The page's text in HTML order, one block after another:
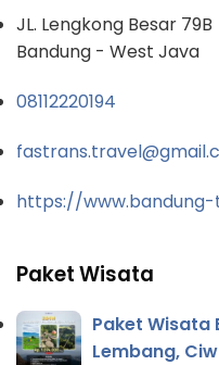
JL. Lengkong Besar 79B
Bandung - West Java
08112220194
https://
Paket Wisata
Paket Wisata
Lembang,